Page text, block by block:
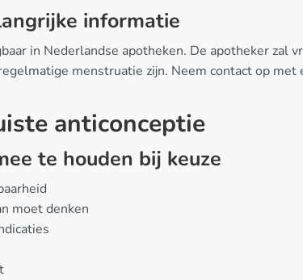
informatie
in Nederlandse apotheken. De apotheker
menstruatie zijn. Neem contact op
anticonceptie
te houden bij keuze
moet denken